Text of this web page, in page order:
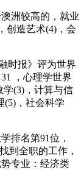
洲较高的，就业
创造艺术(4)，会
时报》评为世界
，心理学世界
学(3)，计算与信
(5)，社会科学
排名第91位，
到全职的工作，
专业：经济类